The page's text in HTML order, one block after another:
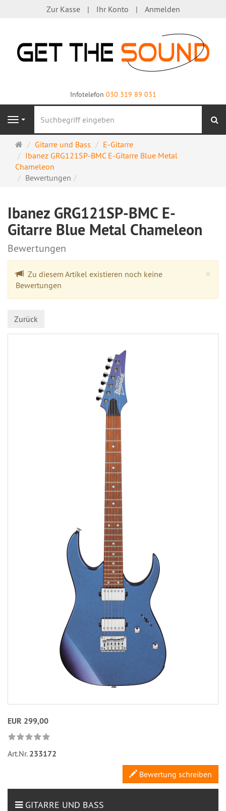
Zur Kasse Ihr Konto Anmelden
Infotelefon 030 319 89 031
Navigation
Startseite
Gitarre und Bass
E-Gitarre
Ibanez GRG121SP-BMC E-Gitarre Blue Metal
Chameleon
Bewertungen
Ibanez GRG121SP-BMC E-
Gitarre Blue Metal Chameleon
Bewertungen
×
Zu diesem Artikel existieren noch keine
Bewertungen
Zurück
EUR 299,00
Art.Nr. 233172
Bewertung schreiben
GITARRE UND BASS